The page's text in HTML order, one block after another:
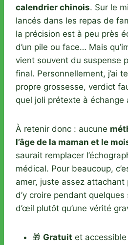
calendrier chinois. Sur le
lancés dans les repas de
la précision est à peu près
d’un pile ou face… Mais
vient souvent du suspense
final. Personnellement, j’ai
propre grossesse, verdict
quel joli prétexte à échange
À retenir donc : aucune
l’âge de la maman et le
saurait remplacer
médical. Pour beaucoup,
amer, juste assez attachant
d’y croire pendant
d’œil plutôt qu’une vérité
🎁 Gratuit et